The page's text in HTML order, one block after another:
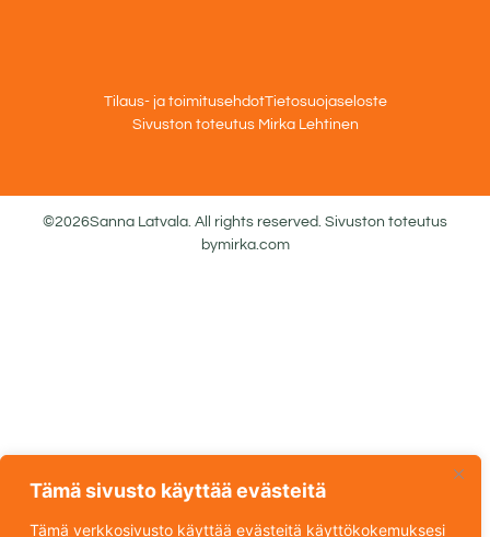
Tämä sivusto käyttää evästeitä
Tämä verkkosivusto käyttää evästeitä käyttökokemuksesi
Tilaus- ja toimitusehdotTietosuojaseloste
Sivuston toteutus Mirka Lehtinen
©2026Sanna Latvala. All rights reserved. Sivuston toteutus
bymirka.com